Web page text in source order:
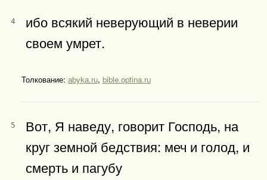
4
ибо всякий неверующий в неверии
своем умрет.
Толкование: abyka.ru, bible.optina.ru
5
Вот, Я наведу, говорит Господь, на
круг земной бедствия: меч и голод, и
смерть и пагубу